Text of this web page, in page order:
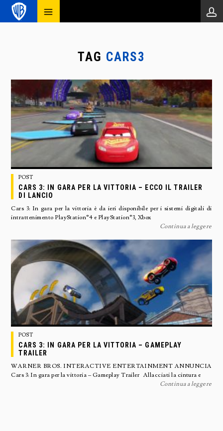
TAG CARS3
POST
CARS 3: IN GARA PER LA VITTORIA – ECCO IL TRAILER
DI LANCIO
Cars 3: In gara per la vittoria è da ieri disponibile per i sistemi digitali di
intrattenimento PlayStation®4 e PlayStation®3, Xbox
Continua a leggere
POST
CARS 3: IN GARA PER LA VITTORIA – GAMEPLAY
TRAILER
WARNER BROS. INTERACTIVE ENTERTAINMENT ANNUNCIA
Cars 3: In gara per la vittoria – Gameplay Trailer Allacciati la cintura e
Continua a leggere